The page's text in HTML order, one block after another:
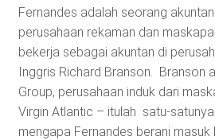
Fernandes adalah seorang
perusahaan rekaman dan
bekerja sebagai akuntan di
Inggris Richard Branson. Branson
Group, perusahaan induk dari
Virgin Atlantic – itulah satu-
mengapa Fernandes berani masuk